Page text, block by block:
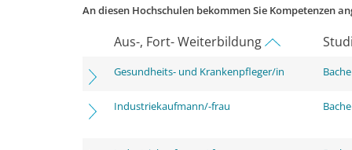
An diesen Hochschulen bekommen Sie Kompetenzen
Aus-, Fort- Weiterbildung
Gesundheits- und Krankenpfleger/in
Industriekaufmann/-frau